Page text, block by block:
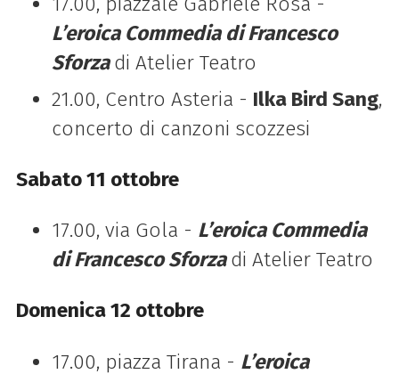
L’eroica Commedia di Francesco
Sforza di Atelier Teatro
21.00, Centro Asteria - Ilka Bird Sang,
concerto di canzoni scozzesi
Sabato 11 ottobre
17.00, via Gola - L’eroica Commedia
di Francesco Sforza di Atelier Teatro
Domenica 12 ottobre
17.00, piazza Tirana - L’eroica